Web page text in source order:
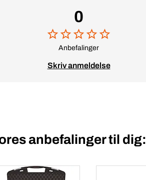
0
Anbefalinger
Skriv anmeldelse
anbefalinger til dig: